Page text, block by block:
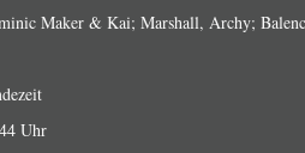
Maker & Kai; Marshall, Archy;
Uhr